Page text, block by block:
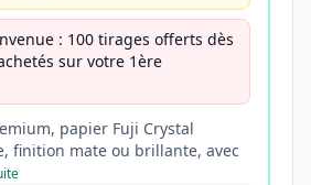
: 100 tirages offerts dès
sur votre 1ère
papier Fuji Crystal
finition mate ou brillante, avec